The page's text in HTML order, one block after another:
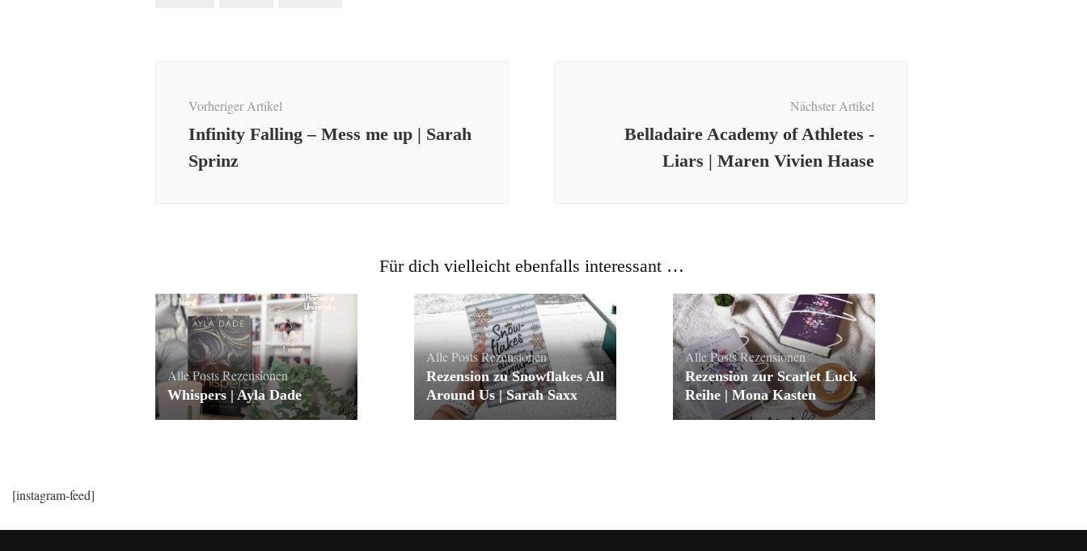
Vorheriger Artikel
Infinity Falling – Mess me up | Sarah
Sprinz
Nächster Artikel
Belladaire Academy of Athletes -
Liars | Maren Vivien Haase
Für dich vielleicht ebenfalls interessant …
Alle PostsRezensionen
Whispers | Ayla Dade
Alle PostsRezensionen
Rezension zu Snowflakes All
Around Us | Sarah Saxx
Alle PostsRezensionen
Rezension zur Scarlet Luck
Reihe | Mona Kasten
[instagram-feed]